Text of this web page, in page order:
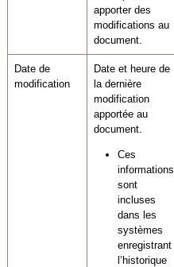
apporter des
modifications au
document.
Date de
modification
Date et heure de
la dernière
modification
apportée au
document.
Ces
informations
sont
incluses
dans les
systèmes
enregistrant
l’historique